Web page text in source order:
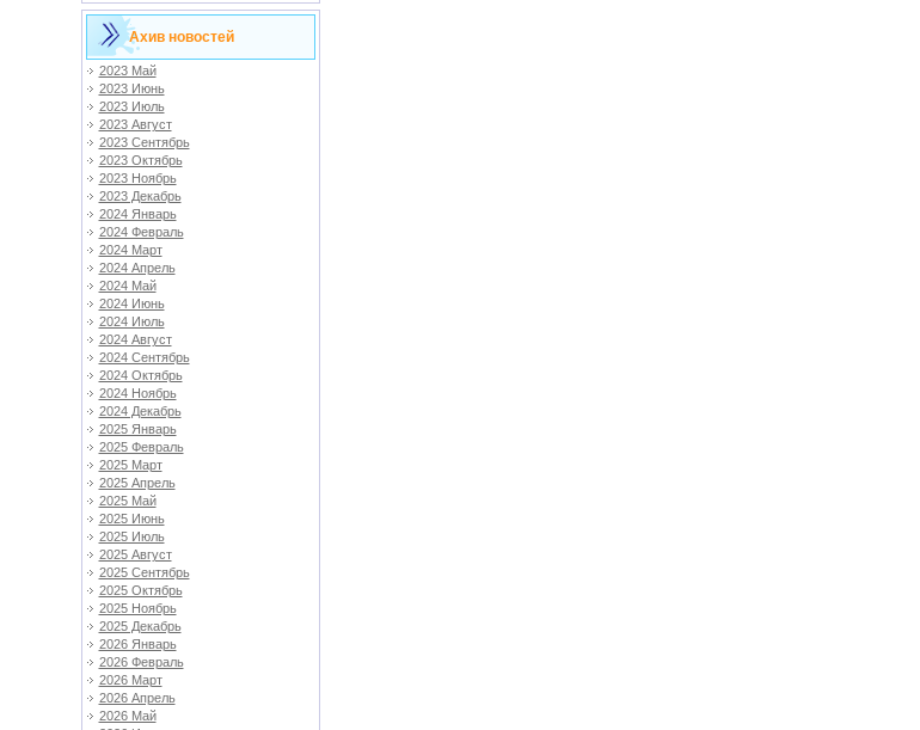
Ахив новостей
2023 Май
2023 Июнь
2023 Июль
2023 Август
2023 Сентябрь
2023 Октябрь
2023 Ноябрь
2023 Декабрь
2024 Январь
2024 Февраль
2024 Март
2024 Апрель
2024 Май
2024 Июнь
2024 Июль
2024 Август
2024 Сентябрь
2024 Октябрь
2024 Ноябрь
2024 Декабрь
2025 Январь
2025 Февраль
2025 Март
2025 Апрель
2025 Май
2025 Июнь
2025 Июль
2025 Август
2025 Сентябрь
2025 Октябрь
2025 Ноябрь
2025 Декабрь
2026 Январь
2026 Февраль
2026 Март
2026 Апрель
2026 Май